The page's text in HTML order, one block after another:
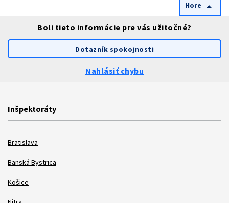
Hore arrow_drop_up
Boli tieto informácie pre vás užitočné?
Dotazník spokojnosti
Nahlásiť chybu
Inšpektoráty
Bratislava
Banská Bystrica
Košice